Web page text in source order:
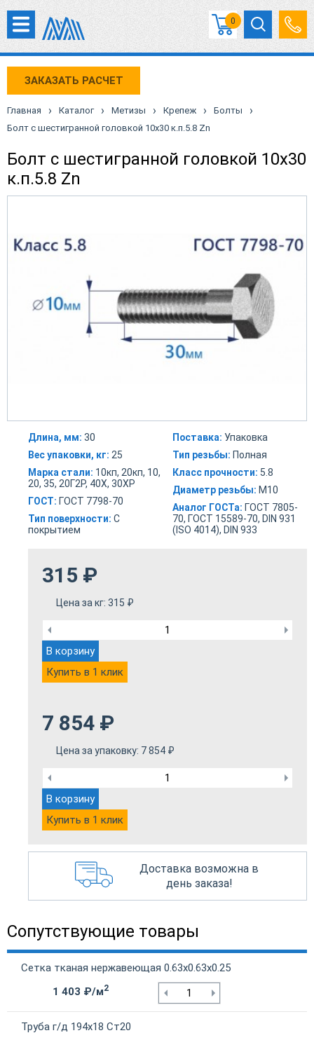
0
ЗАКАЗАТЬ РАСЧЕТ
Главная › Каталог › Метизы › Крепеж › Болты ›
Болт с шестигранной головкой 10х30 к.п.5.8 Zn
Болт с шестигранной головкой 10х30
к.п.5.8 Zn
Длина, мм: 30
Вес упаковки, кг: 25
Марка стали: 10кп, 20кп, 10,
20, 35, 20Г2Р, 40Х, 30ХР
ГОСТ: ГОСТ 7798-70
Тип поверхности: С
покрытием
Поставка: Упаковка
Тип резьбы: Полная
Класс прочности: 5.8
Диаметр резьбы: М10
Аналог ГОСТа: ГОСТ 7805-
70, ГОСТ 15589-70, DIN 931
(ISO 4014), DIN 933
315 ₽
Цена за кг: 315 ₽
В корзину
Купить в 1 клик
7 854 ₽
Цена за упаковку: 7 854 ₽
В корзину
Купить в 1 клик
Доставка возможна в
день заказа!
Сопутствующие товары
Сетка тканая нержавеющая 0.63х0.63х0.25
1 403 ₽/м2
Труба г/д 194х18 Ст20